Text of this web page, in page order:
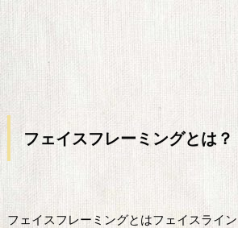
フェイスフレーミングとは？
フェイスフレーミングとはフェイスライ